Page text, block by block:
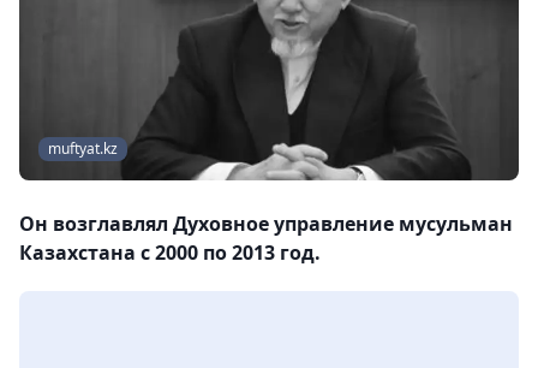
muftyat.kz
Он возглавлял Духовное управление мусульман
Казахстана с 2000 по 2013 год.